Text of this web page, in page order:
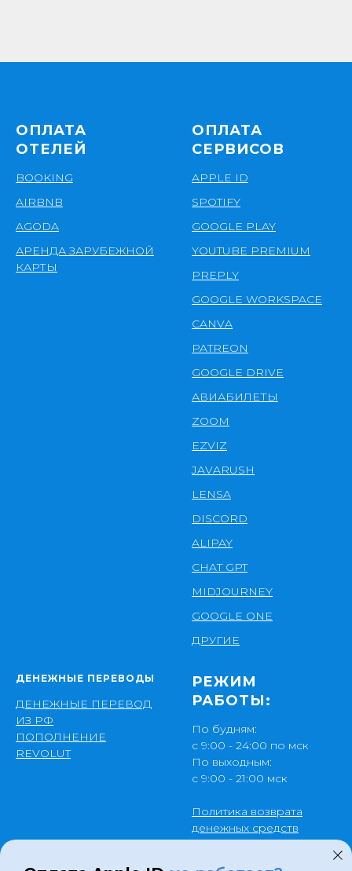
ОПЛАТА
ОТЕЛЕЙ
BOOKING
AIRBNB
AGODA
АРЕНДА ЗАРУБЕЖНОЙ
КАРТЫ
ОПЛАТА
СЕРВИСОВ
APPLE ID
SPOTIFY
GOOGLE PLAY
YOUTUBE PREMIUM
PREPLY
GOOGLE WORKSPACE
CANVA
PATREON
GOOGLE DRIVE
АВИАБИЛЕТЫ
ZOOM
EZVIZ
JAVARUSH
LENSA
DISCORD
ALIPAY
CHAT GPT
MIDJOURNEY
GOOGLE ONE
ДРУГИЕ
ДЕНЕЖНЫЕ ПЕРЕВОДЫ
ДЕНЕЖНЫЕ ПЕРЕВОД
ИЗ РФ
ПОПОЛНЕНИЕ
REVOLUT
РЕЖИМ
РАБОТЫ:
По будням:
с 9:00 - 24:00 по мск
По выходным:
с 9:00 - 21:00 мск
Политика возврата
денежных средств
Публичная оферта